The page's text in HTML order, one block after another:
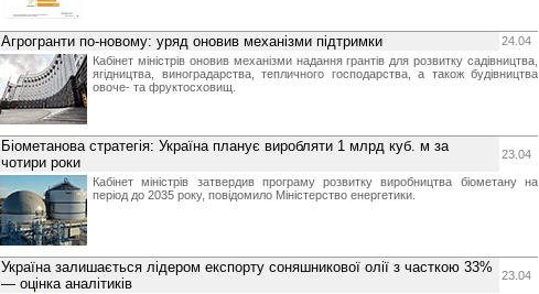
Агрогранти по-новому: уряд оновив механізми підтримки
24.04
Кабінет міністрів оновив механізми надання грантів для розвитку садівництва,
ягідництва, виноградарства, тепличного господарства, а також будівництва
овоче- та фруктосховищ.
Біометанова стратегія: Україна планує виробляти 1 млрд куб. м за
чотири роки
23.04
Кабінет міністрів затвердив програму розвитку виробництва біометану на
період до 2035 року, повідомило Міністерство енергетики.
Україна залишається лідером експорту соняшникової олії з часткою 33%
— оцінка аналітиків
23.04